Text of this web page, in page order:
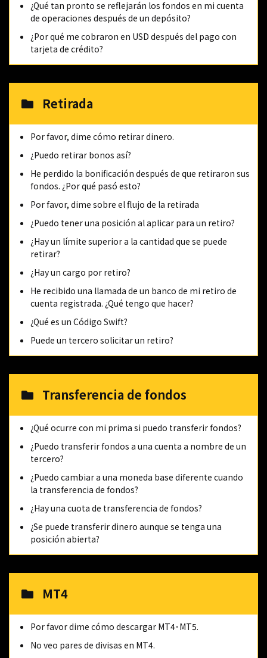
¿Qué tan pronto se reflejarán los fondos en mi cuenta
de operaciones después de un depósito?
¿Por qué me cobraron en USD después del pago con
tarjeta de crédito?
Retirada
Por favor, dime cómo retirar dinero.
¿Puedo retirar bonos así?
He perdido la bonificación después de que retiraron sus
fondos. ¿Por qué pasó esto?
Por favor, dime sobre el flujo de la retirada
¿Puedo tener una posición al aplicar para un retiro?
¿Hay un límite superior a la cantidad que se puede
retirar?
¿Hay un cargo por retiro?
He recibido una llamada de un banco de mi retiro de
cuenta registrada. ¿Qué tengo que hacer?
¿Qué es un Código Swift?
Puede un tercero solicitar un retiro?
Transferencia de fondos
¿Qué ocurre con mi prima si puedo transferir fondos?
¿Puedo transferir fondos a una cuenta a nombre de un
tercero?
¿Puedo cambiar a una moneda base diferente cuando
la transferencia de fondos?
¿Hay una cuota de transferencia de fondos?
¿Se puede transferir dinero aunque se tenga una
posición abierta?
MT4
Por favor dime cómo descargar MT4･MT5.
No veo pares de divisas en MT4.